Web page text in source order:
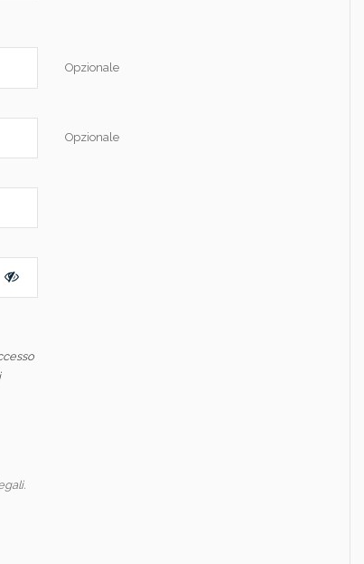
Opzionale
Opzionale